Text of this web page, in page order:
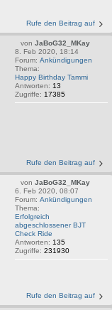
Rufe den Beitrag auf
vonJaBoG32_MKay
8. Feb 2020, 18:14
Forum:Ankündigungen
Thema:
Happy Birthday Tammi
Antworten: 13
Zugriffe: 17385
Rufe den Beitrag auf
vonJaBoG32_MKay
6. Feb 2020, 08:07
Forum:Ankündigungen
Thema:
Erfolgreich
abgeschlossener BJT
Check Ride
Antworten: 135
Zugriffe:231930
Rufe den Beitrag auf